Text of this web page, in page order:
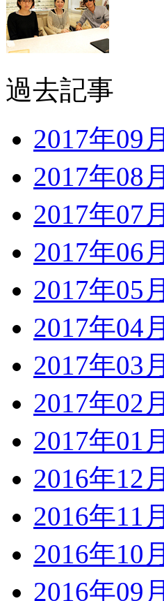
過去記事
2017年09月
2017年08月
2017年07月
2017年06月
2017年05月
2017年04月
2017年03月
2017年02月
2017年01月
2016年12月
2016年11月
2016年10月
2016年09月